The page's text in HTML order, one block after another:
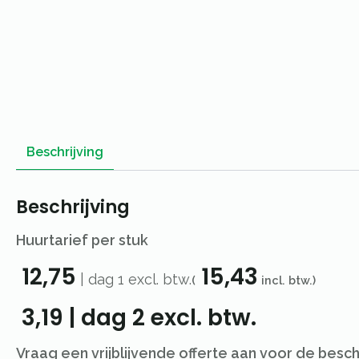
Beschrijving
Beschrijving
Huurtarief per stuk
12,75 dag 1 excl. btw.( 15,43 incl. btw.)
3,19 | dag 2 excl. btw.
Vraag een vrijblijvende offerte aan voor de